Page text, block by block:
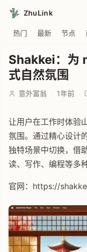
ZhuLink
热门 最新 节点
Shakkei：为
式自然氛围
意外富翁 · 1年前 ·
让用户在工作时体验
氛围。通过精心设计
独特场景中切换，借
读、写作、编程等多
官网：https://